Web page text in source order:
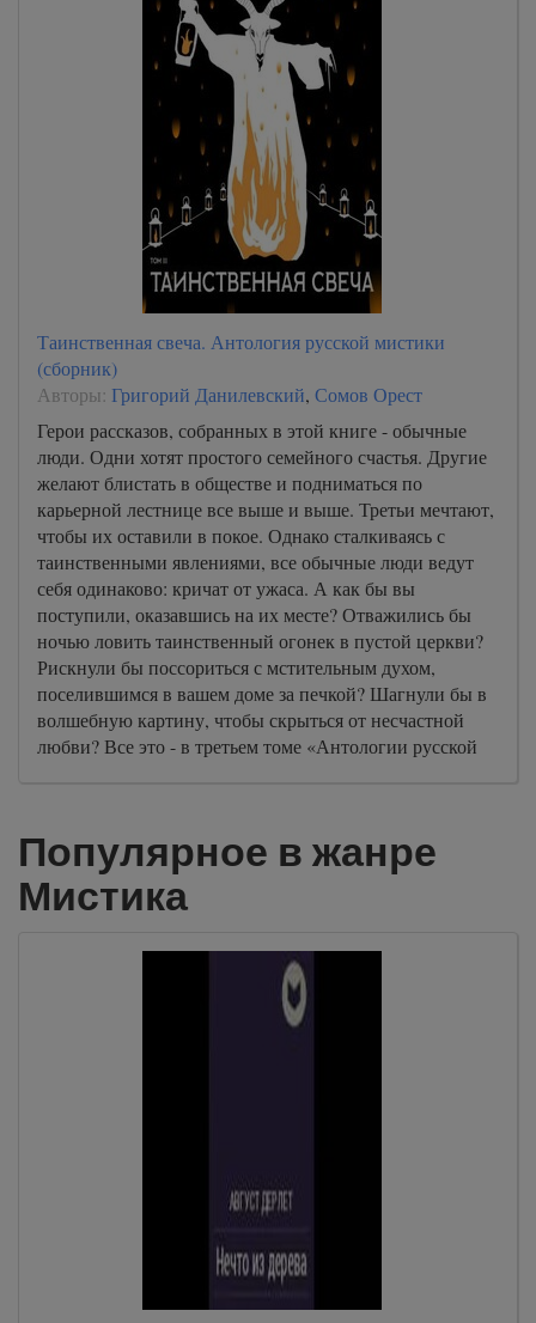
Таинственная свеча. Антология русской мистики
(сборник)
Авторы: Григорий Данилевский, Сомов Орест
Герои рассказов, собранных в этой книге - обычные
люди. Одни хотят простого семейного счастья. Другие
желают блистать в обществе и подниматься по
карьерной лестнице все выше и выше. Третьи мечтают,
чтобы их оставили в покое. Однако сталкиваясь с
таинственными явлениями, все обычные люди ведут
себя одинаково: кричат от ужаса. А как бы вы
поступили, оказавшись на их месте? Отважились бы
ночью ловить таинственный огонек в пустой церкви?
Рискнули бы поссориться с мстительным духом,
поселившимся в вашем доме за печкой? Шагнули бы в
волшебную картину, чтобы скрыться от несчастной
любви? Все это - в третьем томе «Антологии русской
Популярное в жанре
Мистика